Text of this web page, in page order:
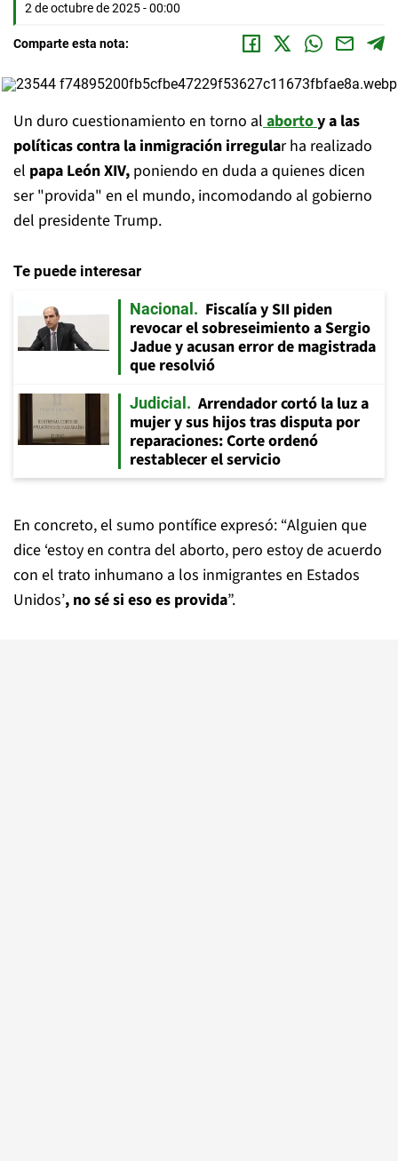
2 de octubre de 2025 - 00:00
Comparte esta nota:
Un duro cuestionamiento en torno alabortoy a las
políticas contra la inmigración irregular ha realizado
el papa León XIV, poniendo en duda a quienes dicen
ser "provida" en el mundo, incomodando al gobierno
del presidente Trump.
Te puede interesar
Nacional
Fiscalía y SII piden
revocar el sobreseimiento a Sergio
Jadue y acusan error de magistrada
que resolvió
Judicial
Arrendador cortó la luz a
mujer y sus hijos tras disputa por
reparaciones: Corte ordenó
restablecer el servicio
En concreto, el sumo pontífice expresó: “Alguien que
dice ‘estoy en contra del aborto, pero estoy de acuerdo
con el trato inhumano a los inmigrantes en Estados
Unidos’, no sé si eso es provida”.